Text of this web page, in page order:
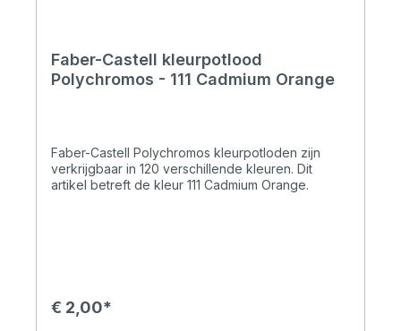
Faber-Castell kleurpotlood
Polychromos - 111 Cadmium Orange
Faber-Castell Polychromos kleurpotloden zijn
verkrijgbaar in 120 verschillende kleuren. Dit
artikel betreft de kleur 111 Cadmium Orange.
€ 2,00*